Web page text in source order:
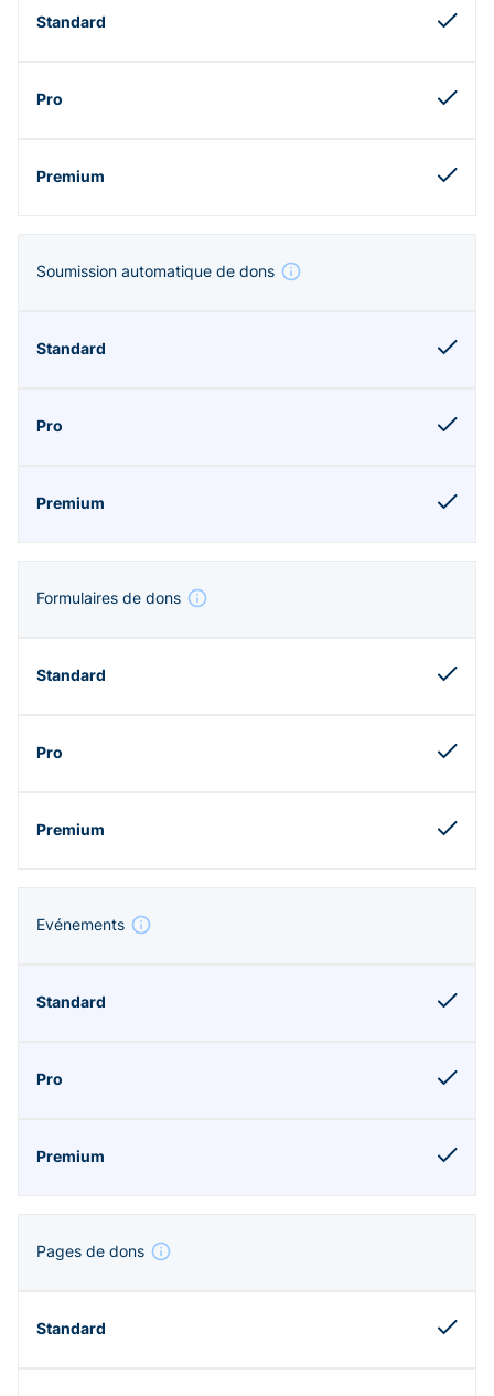
Soumission automatique de dons
Formulaires de dons
Evénements
Pages de dons